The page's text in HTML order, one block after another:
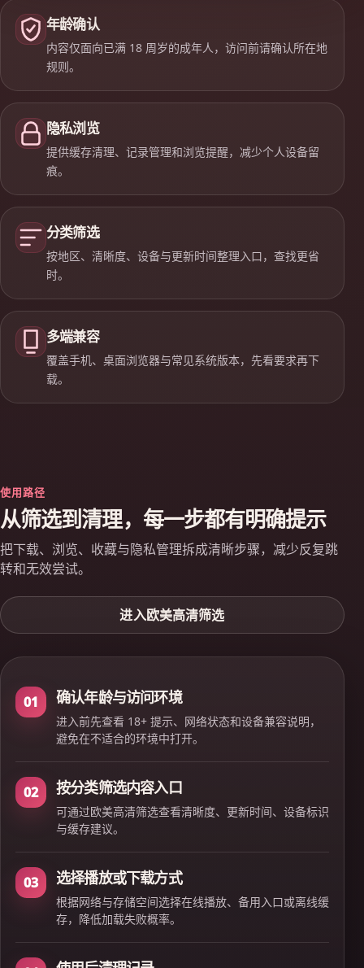
年龄确认
内容仅面向已满 18 周岁的成年人，访问前请确认所在地
规则。
隐私浏览
提供缓存清理、记录管理和浏览提醒，减少个人设备留
痕。
分类筛选
按地区、清晰度、设备与更新时间整理入口，查找更省
时。
多端兼容
覆盖手机、桌面浏览器与常见系统版本，先看要求再下
载。
使用路径
从筛选到清理，每一步都有明确提示
把下载、浏览、收藏与隐私管理拆成清晰步骤，减少反复跳
转和无效尝试。
进入欧美高清筛选
01 确认年龄与访问环境
进入前先查看 18+ 提示、网络状态和设备兼容说明，
避免在不适合的环境中打开。
02 按分类筛选内容入口
可通过欧美高清筛选查看清晰度、更新时间、设备标识
与缓存建议。
03 选择播放或下载方式
根据网络与存储空间选择在线播放、备用入口或离线缓
存，降低加载失败概率。